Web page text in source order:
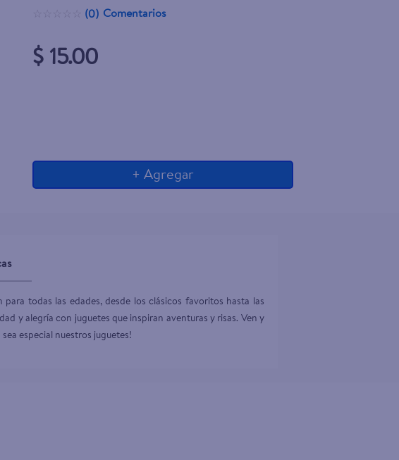
(0) Comentarios
$ 15.00
+ Agregar
todas las edades, desde los clásicos favoritos hasta las
y alegría con juguetes que inspiran aventuras y risas. Ven y
especial nuestros juguetes!